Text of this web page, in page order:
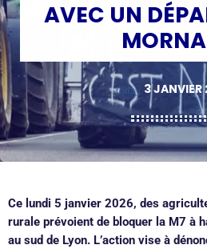
AVEC UN
today 3
Ce lundi 5 janvier 2026, des
rurale prévoient de bloquer la M7 à
au sud de Lyon. L’action vise à